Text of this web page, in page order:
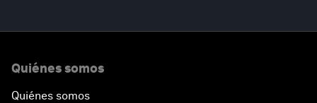
Quiénes somos
Quiénes somos